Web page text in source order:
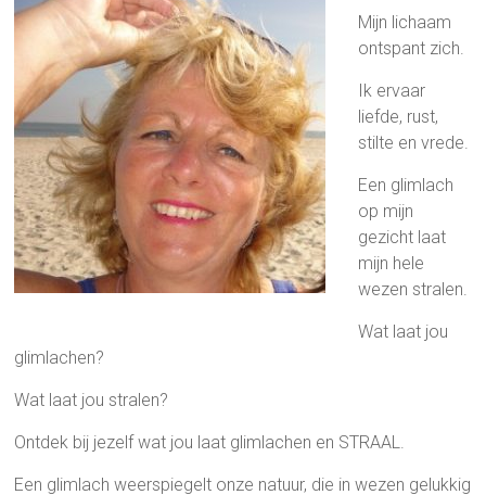
Mijn lichaam
ontspant zich.
Ik ervaar
liefde, rust,
stilte en vrede.
Een glimlach
op mijn
gezicht laat
mijn hele
wezen stralen.
Wat laat jou
glimlachen?
Wat laat jou stralen?
Ontdek bij jezelf wat jou laat glimlachen en STRAAL.
Een glimlach weerspiegelt onze natuur, die in wezen gelukkig